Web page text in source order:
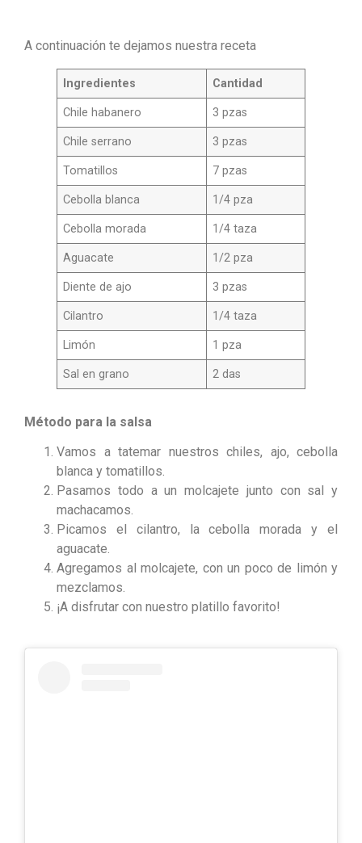
A continuación te dejamos nuestra receta
Ingredientes Cantidad
Chile habanero 3 pzas
Chile serrano 3 pzas
Tomatillos 7 pzas
Cebolla blanca 1/4 pza
Cebolla morada 1/4 taza
Aguacate 1/2 pza
Diente de ajo 3 pzas
Cilantro 1/4 taza
Limón 1 pza
Sal en grano 2 das
Método para la salsa
Vamos a tatemar nuestros chiles, ajo, cebolla
blanca y tomatillos.
Pasamos todo a un molcajete junto con sal y
machacamos.
Picamos el cilantro, la cebolla morada y el
aguacate.
Agregamos al molcajete, con un poco de limón y
mezclamos.
¡A disfrutar con nuestro platillo favorito!